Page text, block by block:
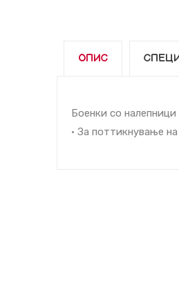
ОПИС
Боенки со налепници
• За поттикнување